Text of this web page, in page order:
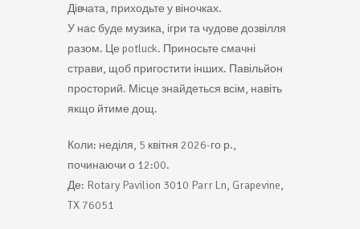
Дівчата, приходьте у віночках.
У нас буде музика, ігри та чудове дозвілля
разом. Це potluck. Приносьте смачні
страви, щоб пригостити інших. Павільйон
просторий. Місце знайдеться всім, навіть
якщо йтиме дощ.
Коли: неділя, 5 квітня 2026-го р.,
починаючи о 12:00.
Де: Rotary Pavilion 3010 Parr Ln, Grapevine,
TX 76051